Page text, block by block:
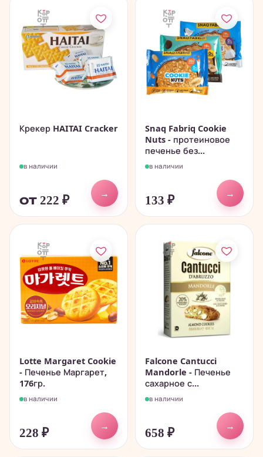
Крекер HAITAI Cracker
в наличии
от 222 ₽
→
Snaq Fabriq Cookie
Nuts - протеиновое
печенье без...
в наличии
133 ₽
→
Lotte Margaret Cookie
- Печенье Маргарет,
176гр.
в наличии
228 ₽
→
Falcone Cantucci
Mandorle - Печенье
сахарное с...
в наличии
658 ₽
→